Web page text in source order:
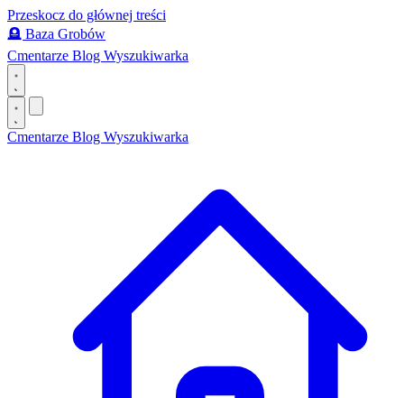
Przeskocz do głównej treści
🪦 Baza Grobów
Cmentarze Blog Wyszukiwarka
Cmentarze Blog Wyszukiwarka